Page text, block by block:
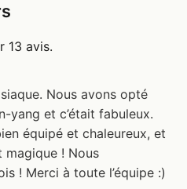
13 avis.
Nous avons opté
yang et c’était fabuleux.
équipé et chaleureux, et
magique ! Nous
! Merci à toute l’équipe :)